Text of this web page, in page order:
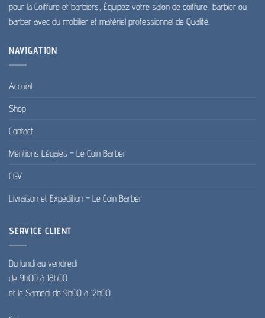
pour la Coiffure et barbiers, Équipez votre salon de coiffure, barbier ou
barber avec du mobilier et matériel professionnel de Qualité.
NAVIGATION
Accueil
Shop
Contact
Mentions Légales – Le Coin Barber
CGV
Livraison et Expédition – Le Coin Barber
SERVICE CLIENT
Du lundi au vendredi
de 9h00 à 18h00
et le Samedi de 9h00 à 12h00